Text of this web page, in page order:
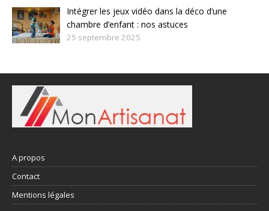
Intégrer les jeux vidéo dans la déco d’une
chambre d’enfant : nos astuces
25 septembre 2025
A propos
Contact
Mentions légales